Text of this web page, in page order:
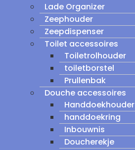
Lade Organizer
Zeephouder
Zeepdispenser
Toilet accessoires
Toiletrolhouder
toiletborstel
Prullenbak
Douche accessoires
Handdoekhouder
handdoekring
Inbouwnis
Doucherekje